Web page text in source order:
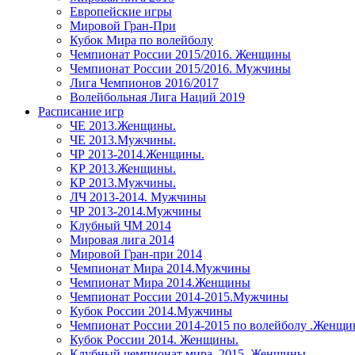
Европейские игры
Мировой Гран-При
Кубок Мира по волейболу
Чемпионат России 2015/2016. Женщины
Чемпионат России 2015/2016. Мужчины
Лига Чемпионов 2016/2017
Волейбольная Лига Наций 2019
Расписание игр
ЧЕ 2013.Женщины.
ЧЕ 2013.Мужчины.
ЧР 2013-2014.Женщины.
КР 2013.Женщины.
КР 2013.Мужчины.
ЛЧ 2013-2014. Мужчины
ЧР 2013-2014.Мужчины
Клубный ЧМ 2014
Мировая лига 2014
Мировой Гран-при 2014
Чемпионат Мира 2014.Мужчины
Чемпионат Мира 2014.Женщины
Чемпионат России 2014-2015.Мужчины
Кубок России 2014.Мужчины
Чемпионат России 2014-2015 по волейболу
Кубок России 2014. Женщины.